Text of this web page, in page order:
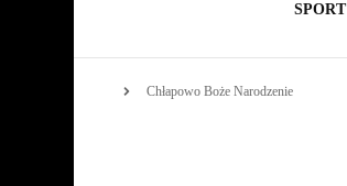
SPORT
Chłapowo Boże Narodzenie